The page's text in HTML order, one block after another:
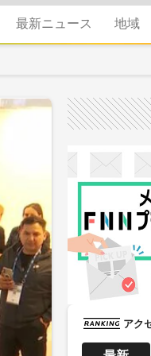
最新ニュース 地域
アク